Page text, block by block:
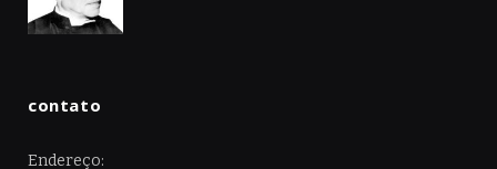
contato
Endereço: